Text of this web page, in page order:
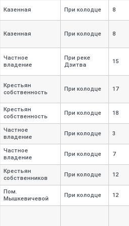
Казенная При колодце 8
Казенная При колодце 8
Частное
владение
При реке
Дзитва
15
Крестьян
собственность
При колодце 17
Крестьян
собственность
При колодце 18
Частное
владение
При колодце 3
Частное
владение
При колодце 7
Крестьян
собственников
При колодце 12
Пом.
Мышкевичевой
При колодце 12